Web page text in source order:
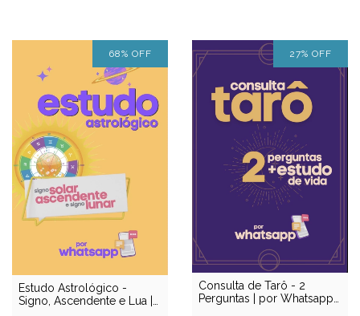
68% OFF
Estudo Astrológico -
Signo, Ascendente e Lua |
27% OFF
Consulta de Tarô - 2
Perguntas | por Whatsapp